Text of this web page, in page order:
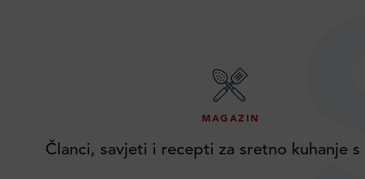
MAGAZIN
Članci, savjeti i recepti za sretno kuhanje s